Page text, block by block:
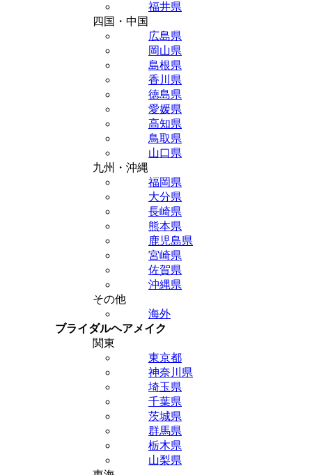
福井県
四国・中国
広島県
岡山県
島根県
香川県
徳島県
愛媛県
高知県
鳥取県
山口県
九州・沖縄
福岡県
大分県
長崎県
熊本県
鹿児島県
宮崎県
佐賀県
沖縄県
その他
海外
ブライダルヘアメイク
関東
東京都
神奈川県
埼玉県
千葉県
茨城県
群馬県
栃木県
山梨県